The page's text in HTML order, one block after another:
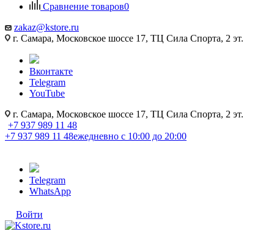
Сравнение товаров0
zakaz@kstore.ru
г. Самара, Московское шоссе 17, ТЦ Сила Спорта, 2 эт.
Вконтакте
Telegram
YouTube
г. Самара, Московское шоссе 17, ТЦ Сила Спорта, 2 эт.
+7 937 989 11 48
+7 937 989 11 48ежедневно с 10:00 до 20:00
Telegram
WhatsApp
Войти